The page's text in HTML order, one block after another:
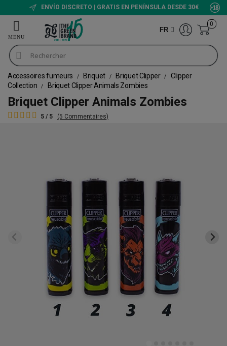
ENVÍO DISCRETO | GRATIS EN PENÍNSULA DESDE 30€
FR
0
Accessoires fumeurs Briquet Briquet Clipper
Clipper
Collection
Briquet Clipper Animals Zombies
Briquet Clipper Animals Zombies
5 / 5 (5 Commentaires)